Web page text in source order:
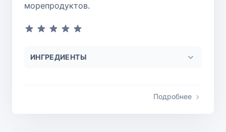
морепродуктов.
ИНГРЕДИЕНТЫ
Подробнее